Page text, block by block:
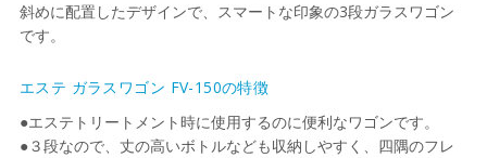
斜めに配置したデザインで、スマートな印象の3段ガラスワゴン
です。
エステ ガラスワゴン FV-150の特徴
●エステトリートメント時に使用するのに便利なワゴンです。
●３段なので、丈の高いボトルなども収納しやすく、四隅のフレ